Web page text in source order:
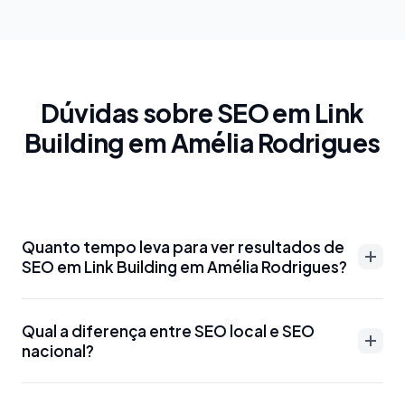
Dúvidas sobre SEO em Link
Building em Amélia Rodrigues
Quanto tempo leva para ver resultados de
SEO em Link Building em Amélia Rodrigues?
Rodrigues podem aparecer entre 3-6 meses para
palavras-chave menos competitivas. Para termos
mais disputados como 'advogado Link Building em
Qual a diferença entre SEO local e SEO
nacional?